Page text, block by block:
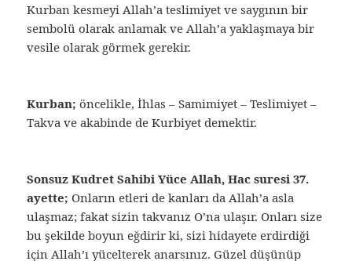
Kurban kesmeyi Allah’a teslimiyet ve saygının bir
sembolü olarak anlamak ve Allah’a yaklaşmaya bir
vesile olarak görmek gerekir.
Kurban;öncelikle, İhlas – Samimiyet – Teslimiyet –
Takva ve akabinde de Kurbiyet demektir.
Sonsuz Kudret Sahibi Yüce Allah, Hac suresi 37.
ayette; Onların etleri de kanları da Allah’a asla
ulaşmaz; fakat sizin takvanız O’na ulaşır. Onları size
bu şekilde boyun eğdirir ki, sizi hidayete erdirdiği
için Allah’ı yücelterek anarsınız. Güzel düşünüp